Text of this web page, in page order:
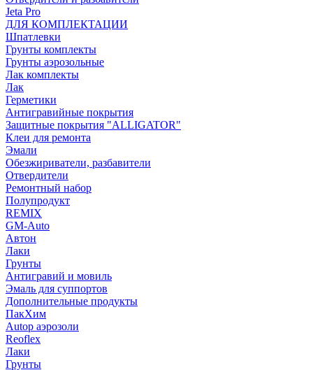
Jeta Pro
ДЛЯ КОМПЛЕКТАЦИИ
Шпатлевки
Грунты комплекты
Грунты аэрозольные
Лак комплекты
Лак
Герметики
Антигравийные покрытия
Защитные покрытия "ALLIGATOR"
Клеи для ремонта
Эмали
Обезжириватели, разбавители
Отвердители
Ремонтный набор
Полупродукт
REMIX
GM-Auto
Автон
Лаки
Грунты
Антигравий и мовиль
Эмаль для суппортов
Дополнительные продукты
ПакХим
Autop аэрозоли
Reoflex
Лаки
Грунты